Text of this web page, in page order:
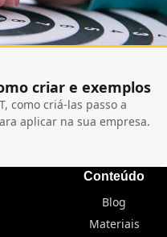
criar e exemplos
como criá-las passo a
aplicar na sua empresa.
Conteúdo
Blog
Materiais